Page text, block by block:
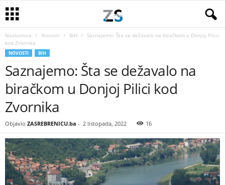
Naslovnica Novosti BiH
Saznajemo: Šta se dežavalo na biračkom u Donjoj Pilici
kod Zvornika
NOVOSTI BIH
Saznajemo: Šta se dežavalo na
biračkom u Donjoj Pilici kod
Zvornika
Objavio ZASREBRENICU.ba - 2 listopada, 2022 16